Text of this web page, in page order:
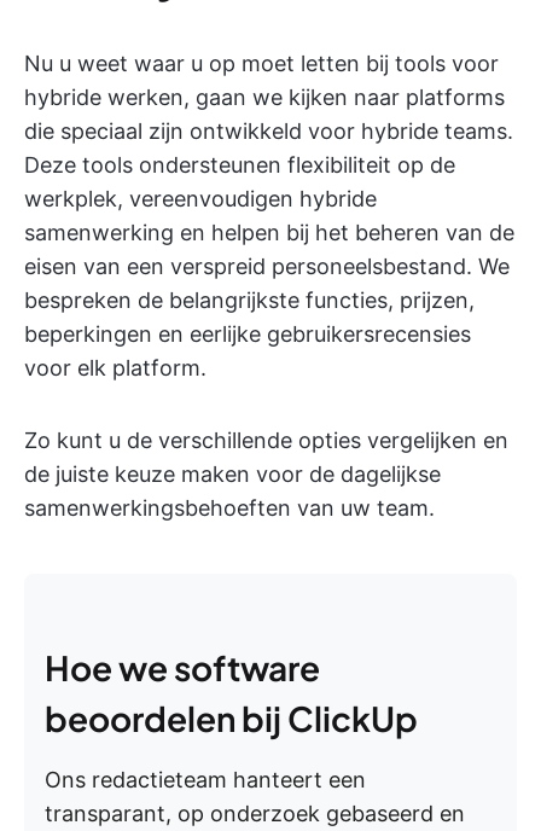
Nu u weet waar u op moet letten bij tools voor
hybride werken, gaan we kijken naar platforms
die speciaal zijn ontwikkeld voor hybride teams.
Deze tools ondersteunen flexibiliteit op de
werkplek, vereenvoudigen hybride
samenwerking en helpen bij het beheren van de
eisen van een verspreid personeelsbestand. We
bespreken de belangrijkste functies, prijzen,
beperkingen en eerlijke gebruikersrecensies
voor elk platform.
Zo kunt u de verschillende opties vergelijken en
de juiste keuze maken voor de dagelijkse
samenwerkingsbehoeften van uw team.
Hoe we software
beoordelen bij ClickUp
Ons redactieteam hanteert een
transparant, op onderzoek gebaseerd en